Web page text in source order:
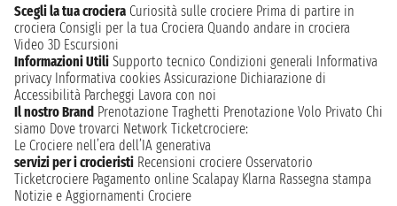
Scegli la tua crociera Curiosità sulle crociere Prima di partire in
crociera Consigli per la tua Crociera Quando andare in crociera
Video 3D Escursioni
Informazioni Utili Supporto tecnico Condizioni generali Informativa
privacy Informativa cookies Assicurazione Dichiarazione di
Accessibilità Parcheggi Lavora con noi
Il nostro Brand Prenotazione Traghetti Prenotazione Volo Privato Chi
siamo Dove trovarci Network Ticketcrociere:
Le Crociere nell’era dell’IA generativa
servizi per i crocieristi Recensioni crociere Osservatorio
Ticketcrociere Pagamento online Scalapay Klarna Rassegna stampa
Notizie e Aggiornamenti Crociere